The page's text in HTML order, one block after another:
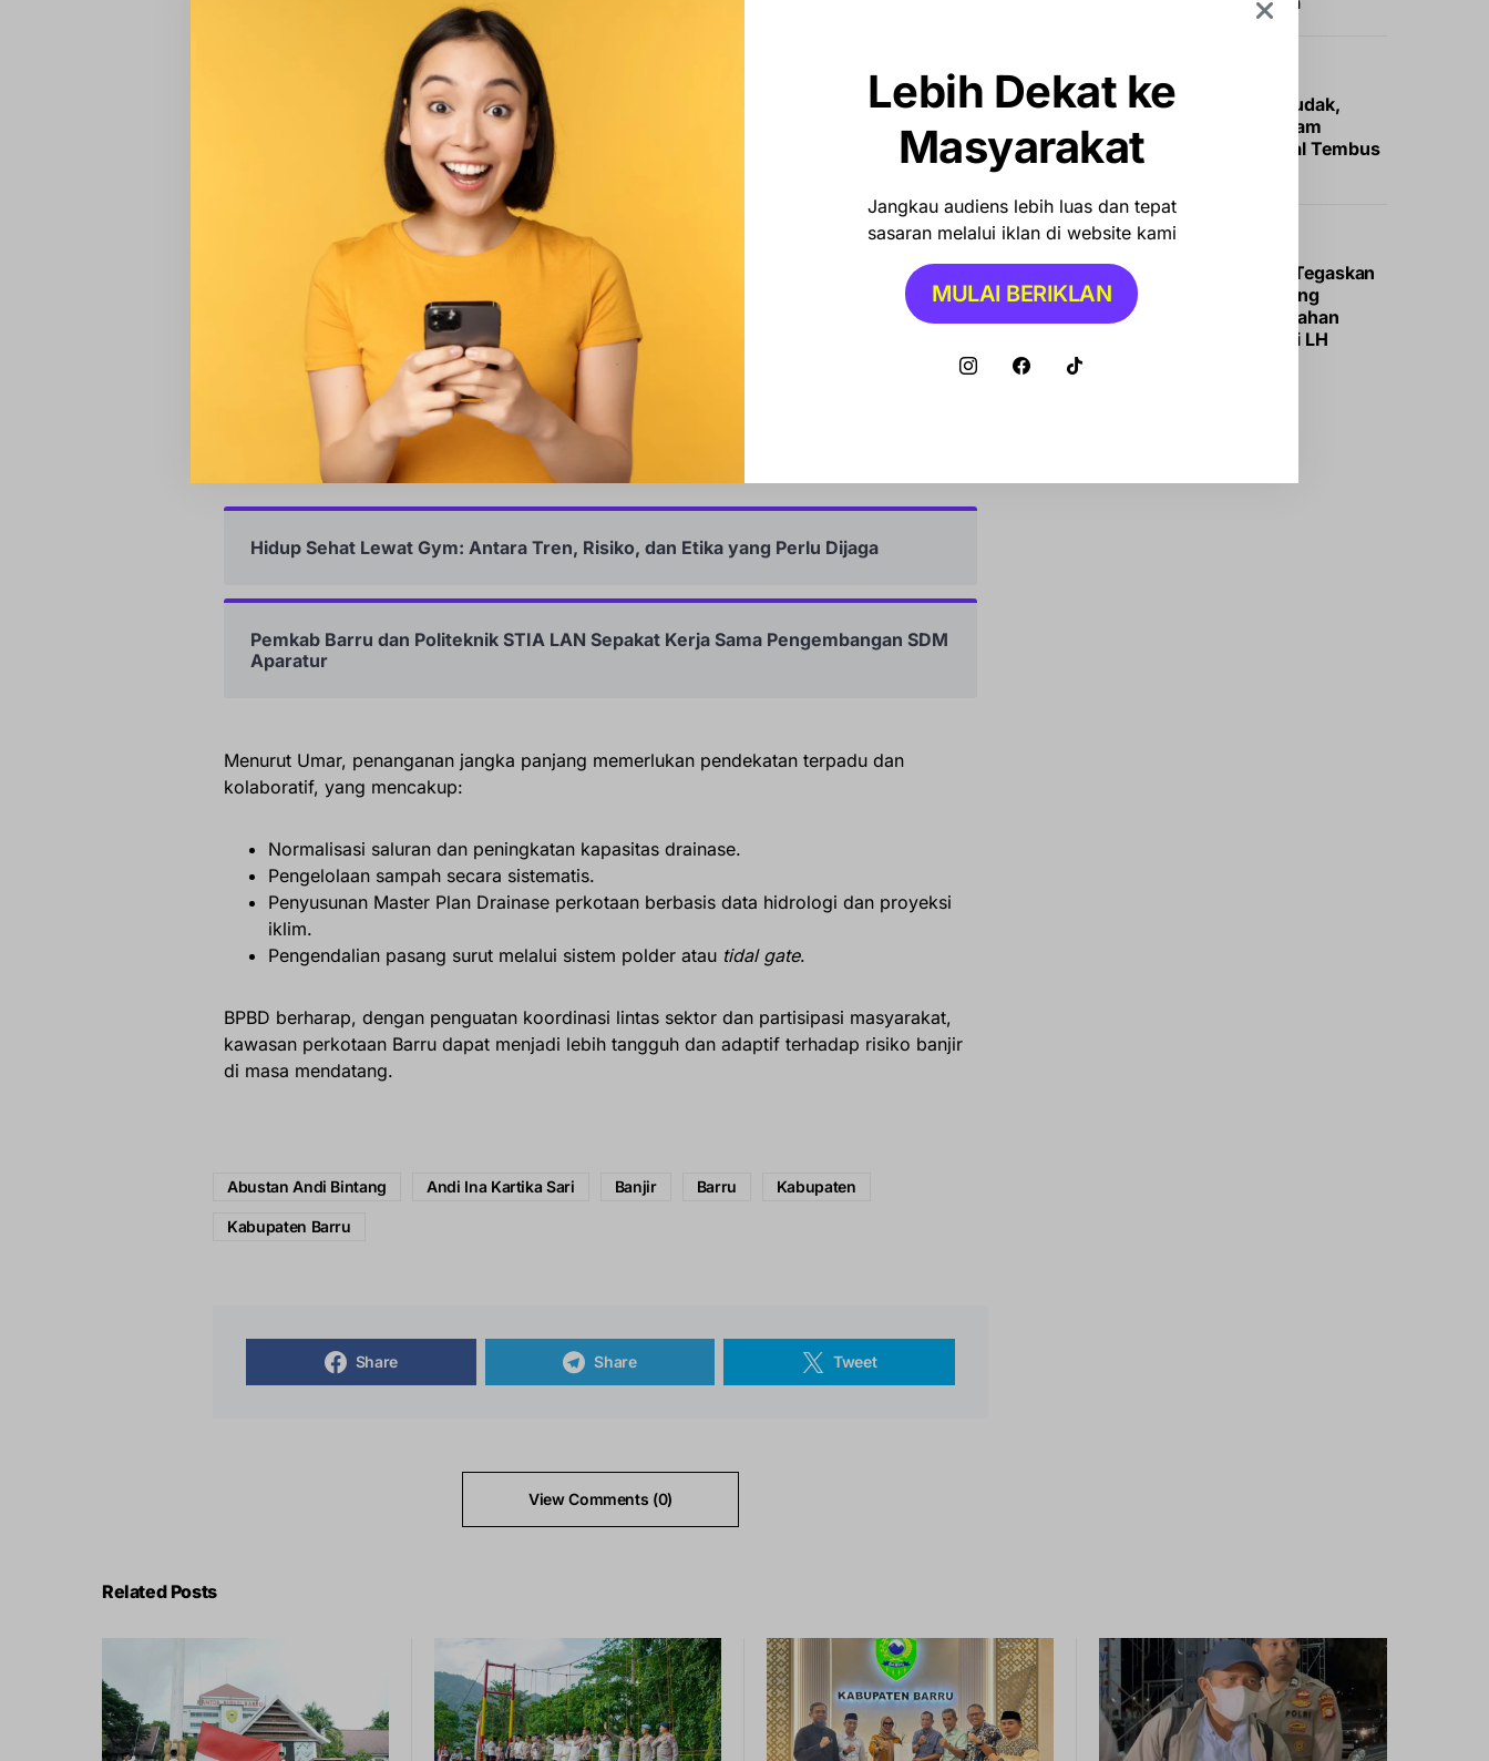
tidak terputus total, namun memang terjadi genangan air setinggi lutut orang dewasa
yang sempat menghambat arus lalu lintas dan menyebabkan ratusan kendaraan terjebak
kemacetan panjang. Arus kendaraan dilaporkan mulai berjalan kembali setelah air surut
dan petugas melakukan pengaturan di lapangan.
Bupati Andi Ina mengapresiasi sinergi cepat antara unsur TNI, Polri, BPBD, dan aparat
kecamatan dalam menangani kondisi darurat tersebut.
“Kehadiran kita di lapangan bukan hanya memastikan situasi terkendali, tetapi juga
memberi rasa tenang kepada masyarakat,” tegasnya.
Penyebab Banjir dan Solusi Jangka Panjang
Kepala Pelaksana BPBD Barru, Umar Sinampe, menjelaskan bahwa banjir yang terjadi di
Kecamatan Barru bersifat multifaktor, melibatkan aspek teknis, ekologis, dan sosial.
Hidup Sehat Lewat Gym: Antara Tren, Risiko, dan Etika yang Perlu Dijaga
Pemkab Barru dan Politeknik STIA LAN Sepakat Kerja Sama Pengembangan SDM
Aparatur
Menurut Umar, penanganan jangka panjang memerlukan pendekatan terpadu dan
kolaboratif, yang mencakup:
Normalisasi saluran dan peningkatan kapasitas drainase.
Pengelolaan sampah secara sistematis.
Penyusunan Master Plan Drainase perkotaan berbasis data hidrologi dan proyeksi
iklim.
Pengendalian pasang surut melalui sistem polder atau tidal gate.
BPBD berharap, dengan penguatan koordinasi lintas sektor dan partisipasi masyarakat,
kawasan perkotaan Barru dapat menjadi lebih tangguh dan adaptif terhadap risiko banjir
di masa mendatang.
Abustan Andi Bintang Andi Ina Kartika Sari Banjir Barru Kabupaten
Kabupaten Barru
Share Share Tweet
View Comments (0)
Peminat Membludak,
Pendaftar Program
Magang Nasional Tembus
NEWS
Bupati Andi Ina Tegaskan
Barru Siap Dukung
Program Pengolahan
Sampah Menteri LH
Related Posts
Lebih Dekat ke
Masyarakat
Jangkau audiens lebih luas dan tepat
sasaran melalui iklan di website kami
MULAI BERIKLAN